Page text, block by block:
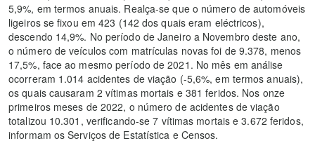
5,9%, em termos anuais. Realça-se que o número de automóveis
ligeiros se fixou em 423 (142 dos quais eram eléctricos),
descendo 14,9%. No período de Janeiro a Novembro deste ano,
o número de veículos com matrículas novas foi de 9.378, menos
17,5%, face ao mesmo período de 2021. No mês em análise
ocorreram 1.014 acidentes de viação (-5,6%, em termos anuais),
os quais causaram 2 vítimas mortais e 381 feridos. Nos onze
primeiros meses de 2022, o número de acidentes de viação
totalizou 10.301, verificando-se 7 vítimas mortais e 3.672 feridos,
informam os Serviços de Estatística e Censos.